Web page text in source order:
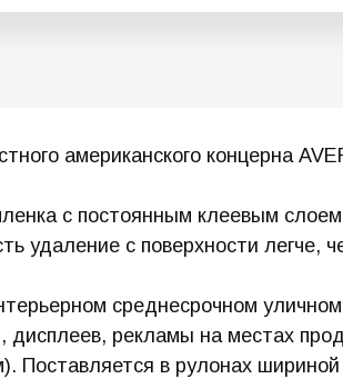
американского концерна
с постоянным клеевым
удаление с поверхности легче,
среднесрочном
дисплеев, рекламы на местах
Поставляется в рулонах